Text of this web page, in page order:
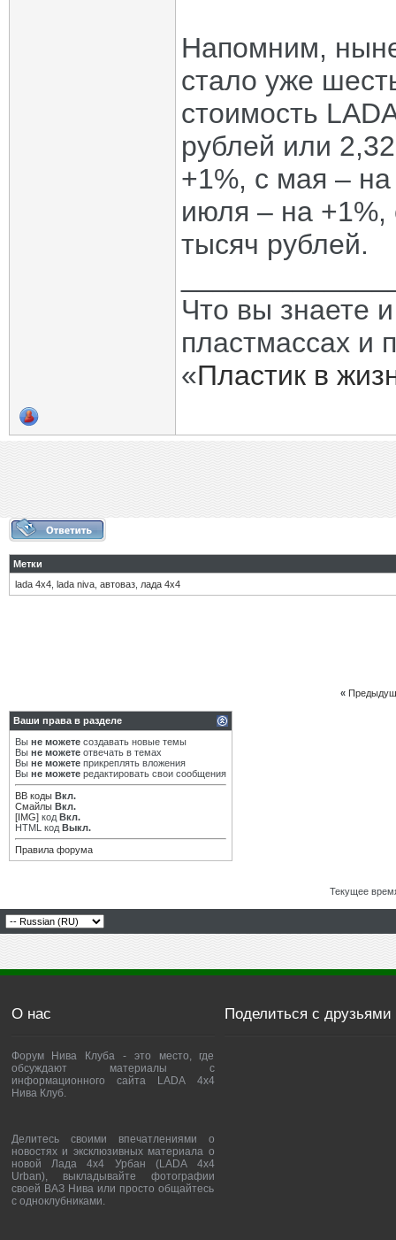
Напомним,
стало уже
стоимость
рублей или
+1%, с мая –
июля – на +1%,
тысяч рублей.
Что вы знаете
пластмассах и
«Пластик в
Метки
lada 4х4 lada niva автоваз лада 4х4
«
Ваши права в разделе
Вы не можете создавать новые темы
Вы не можете отвечать в темах
Вы не можете прикреплять вложения
Вы не можете редактировать свои сообщения
BB коды Вкл.
Смайлы Вкл.
[IMG] код Вкл.
HTML код Выкл.
Правила форума
Текущее
О нас
Форум Нива Клуба - это место, где
обсуждают материалы с
информационного сайта LADA 4x4
Нива Клуб.
Делитесь своими впечатлениями о
новостях и эксклюзивных материала о
новой Лада 4х4 Урбан (LADA 4x4
Urban), выкладывайте фотографии
своей ВАЗ Нива или просто общайтесь
с одноклубниками.
Поделиться с друзьями